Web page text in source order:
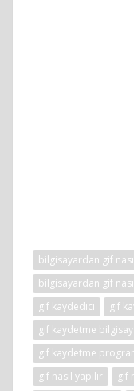
bilgisayardan gif
bilgisayardan gif
gif kaydedici
gif
gif kaydetme
gif kaydetme
gif nasıl yapılır
gif